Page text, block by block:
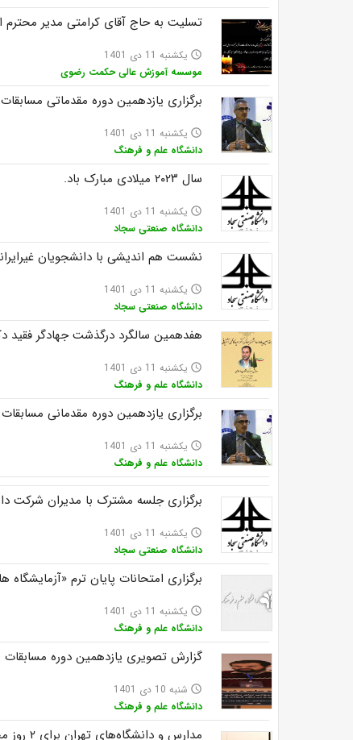
تسلیت به حاج آقای کرامتی مدیر
access_time یکشنبه 11 دی 1401
موسسه آموزش عالی حکمت رضوی
برگزاری یازدهمین دوره مقدماتی
access_time یکشنبه 11 دی 1401
دانشگاه علم و فرهنگ
سال ۲۰۲۳ میلادی مبارک باد.
access_time یکشنبه 11 دی 1401
دانشگاه صنعتی سجاد
نشست هم اندیشی با دانشجویان
access_time یکشنبه 11 دی 1401
دانشگاه صنعتی سجاد
هفدهمین سالگرد درگذشت جهادگر فقید
access_time یکشنبه 11 دی 1401
دانشگاه علم و فرهنگ
برگزاری یازدهمین دوره مقدمانی
access_time یکشنبه 11 دی 1401
دانشگاه علم و فرهنگ
برگزاری جلسه مشترک با مدیران شرکت
access_time یکشنبه 11 دی 1401
دانشگاه صنعتی سجاد
برگزاری امتحانات پایان ترم «آزمایشگاه های فیزیک۱و۲» و «فیزیک
access_time یکشنبه 11 دی 1401
دانشگاه علم و فرهنگ
گزارش تصویری یازدهمین دوره مسابقات
access_time شنبه 10 دی 1401
دانشگاه علم و فرهنگ
مدارس و دانشگاه‌های تهران برای ۲ روز مجازی شدند